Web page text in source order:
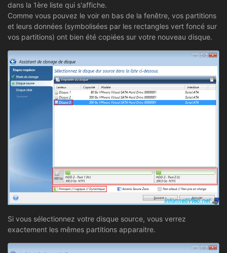
dans la 1ère liste qui s'affiche.
Comme vous pouvez le voir en bas de la fenêtre, vos partitions
et leurs données (symbolisées par les rectangles vert foncé sur
vos partitions) ont bien été copiées sur votre nouveau disque.
Si vous sélectionnez votre disque source, vous verrez
exactement les mêmes partitions apparaitre.